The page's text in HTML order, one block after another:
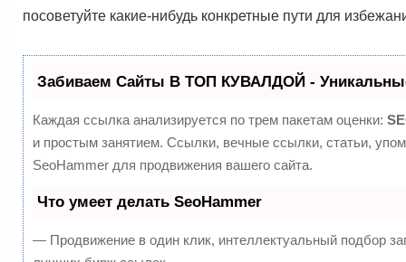
посоветуйте какие-нибудь конкретные пути для
Забиваем Сайты В ТОП КУВАЛДОЙ -
Каждая ссылка анализируется по трем пакетам оценки:
и простым занятием. Ссылки, вечные ссылки, статьи,
SeoHammer для продвижения вашего сайта.
Что умеет делать SeoHammer
— Продвижение в один клик, интеллектуальный подбор